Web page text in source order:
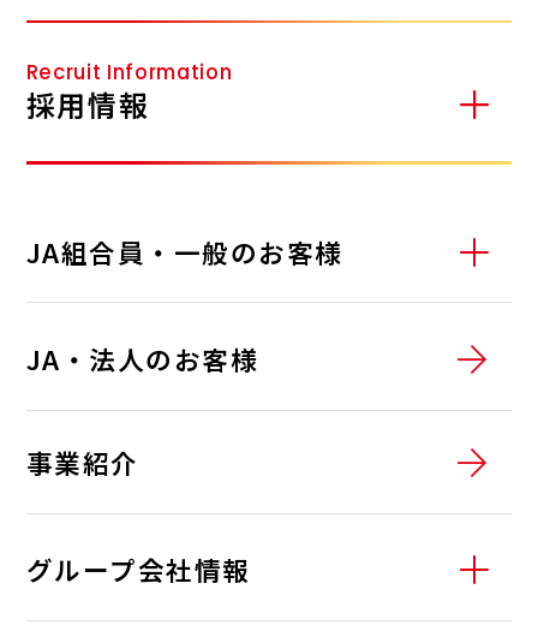
Recruit Information
採用情報
JA組合員・一般のお客様
サービスステーション
02
燃料油の配達
JA・法人のお客様
事業紹介
グループ会社情報